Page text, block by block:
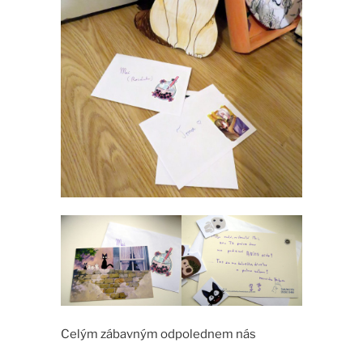
Celým zábavným odpolednem nás